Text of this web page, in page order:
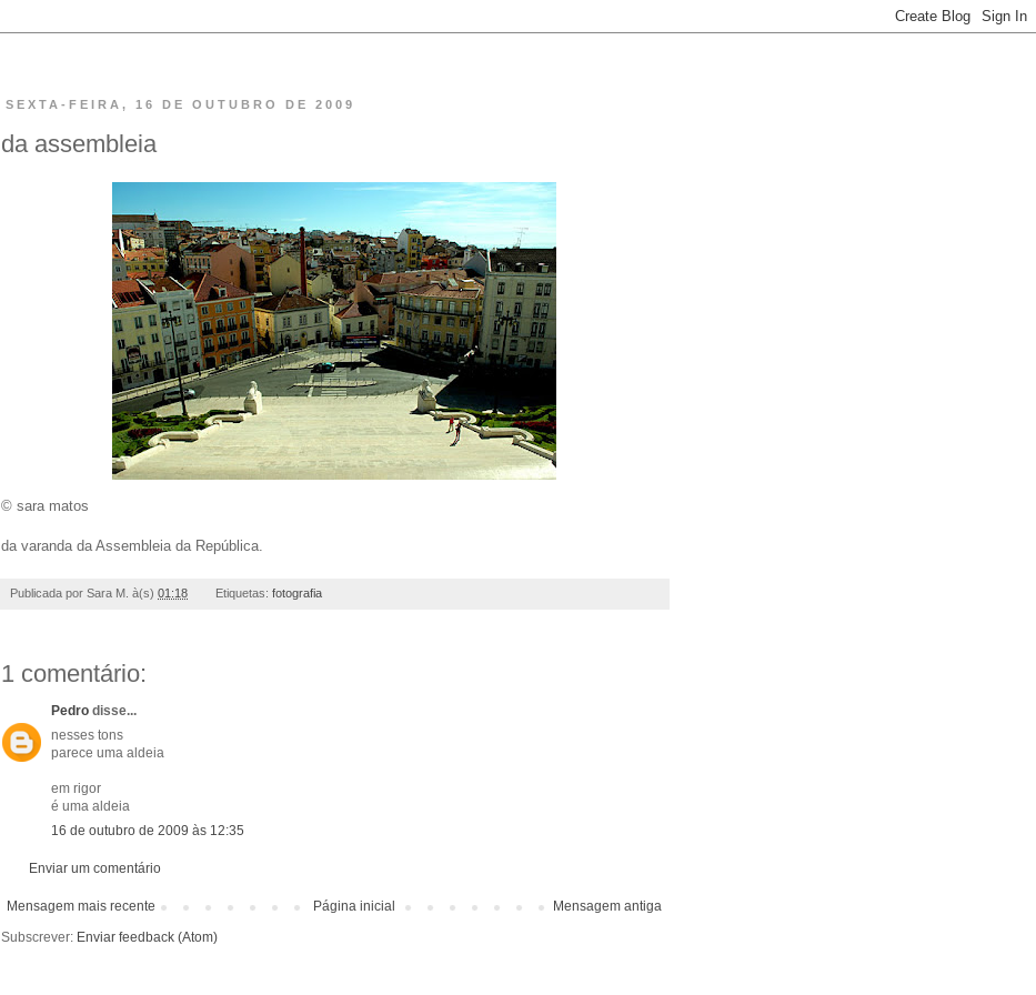
SEXTA-FEIRA, 16 DE OUTUBRO DE 2009
da assembleia
© sara matos
da varanda da Assembleia da República.
Publicada por Sara M. à(s) 01:18 Etiquetas: fotografia
1 comentário:
Pedro disse...
nesses tons
parece uma aldeia
em rigor
é uma aldeia
16 de outubro de 2009 às 12:35
Enviar um comentário
Mensagem mais recente Mensagem antiga
Página inicial
Subscrever: Enviar feedback (Atom)